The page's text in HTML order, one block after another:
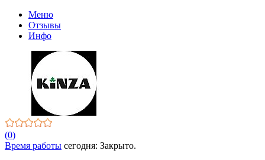
Меню
Отзывы
Инфо
(0)
Время работы сегодня: Закрыто.